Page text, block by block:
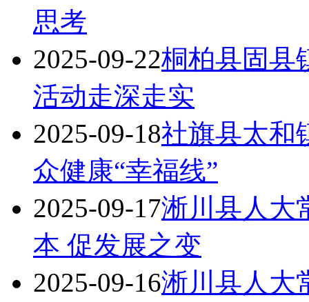
思考
2025-09-22桐柏县固县
活动走深走实
2025-09-18社旗县太和
众健康“幸福线”
2025-09-17淅川县人大
本 促发展之变
2025-09-16淅川县人大